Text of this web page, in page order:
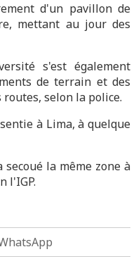
d'un pavillon de
mettant au jour des
s'est également
de terrain et des
selon la police.
à Lima, à quelque
la même zone à
l'IGP.